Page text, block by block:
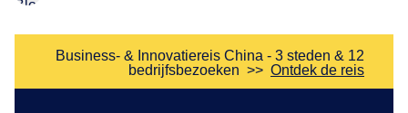
Business- & Innovatiereis China - 3 steden & 12
bedrijfsbezoeken >> Ontdek de reis